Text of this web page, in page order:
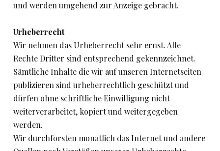
und werden umgehend zur Anzeige gebracht.
Urheberrecht
Wir nehmen das Urheberrecht sehr ernst. Alle
Rechte Dritter sind entsprechend gekennzeichnet.
Sämtliche Inhalte die wir auf unseren Internetseiten
publizieren sind urheberrechtlich geschützt und
dürfen ohne schriftliche Einwilligung nicht
weiterverarbeitet, kopiert und weitergegeben
werden.
Wir durchforsten monatlich das Internet und andere